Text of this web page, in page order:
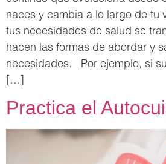
naces y cambia a lo largo de tu
tus necesidades de salud se
hacen las formas de abordar y
necesidades. Por ejemplo, si
[…]
Practica el